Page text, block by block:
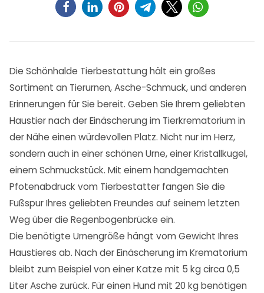
Die Schönhalde Tierbestattung hält ein großes
Sortiment an Tierurnen, Asche-Schmuck, und anderen
Erinnerungen für Sie bereit. Geben Sie Ihrem geliebten
Haustier nach der Einäscherung im Tierkrematorium in
der Nähe einen würdevollen Platz. Nicht nur im Herz,
sondern auch in einer schönen Urne, einer Kristallkugel,
einem Schmuckstück. Mit einem handgemachten
Pfotenabdruck vom Tierbestatter fangen Sie die
Fußspur Ihres geliebten Freundes auf seinem letzten
Weg über die Regenbogenbrücke ein.
Die benötigte Urnengröße hängt vom Gewicht Ihres
Haustieres ab. Nach der Einäscherung im Krematorium
bleibt zum Beispiel von einer Katze mit 5 kg circa 0,5
Liter Asche zurück. Für einen Hund mit 20 kg benötigen